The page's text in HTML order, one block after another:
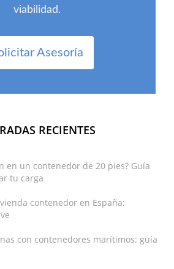
viabilidad.
Asesoría
RECIENTES
en un contenedor de 20 pies? Guía
tu carga
contenedor en España:
con contenedores marítimos: guía